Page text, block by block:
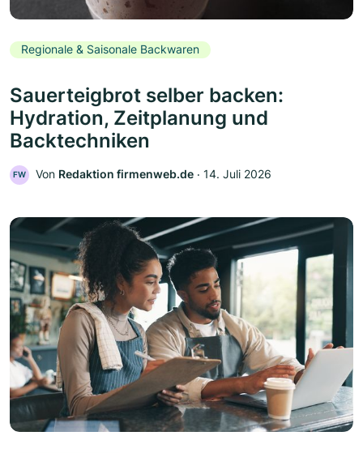
Regionale & Saisonale Backwaren
Sauerteigbrot selber backen:
Hydration, Zeitplanung und
Backtechniken
FW Von Redaktion firmenweb.de ‧ 14. Juli 2026